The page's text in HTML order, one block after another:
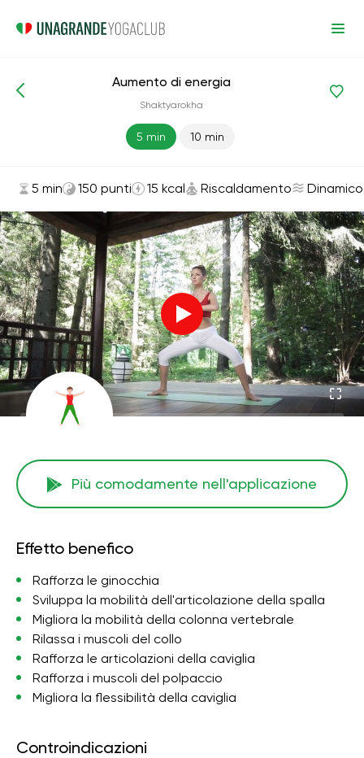
Riscaldamento
Aumento di energia
Shaktyarokha
5 min 10 min
5 min 150 punti 15 kcal Riscaldamento Dinamico
Più comodamente nell'applicazione
Effetto benefico
Rafforza le ginocchia
Sviluppa la mobilità dell'articolazione della spalla
Migliora la mobilità della colonna vertebrale
Rilassa i muscoli del collo
Rafforza le articolazioni della caviglia
Rafforza i muscoli del polpaccio
Migliora la flessibilità della caviglia
Controindicazioni